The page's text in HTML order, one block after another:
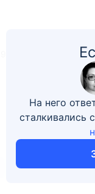
На него
сталкивались